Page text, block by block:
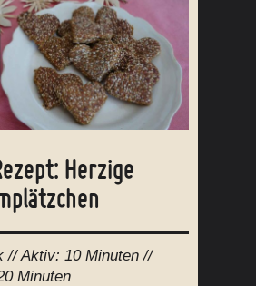
Herzige
// Aktiv: 10 Minuten //
Minuten